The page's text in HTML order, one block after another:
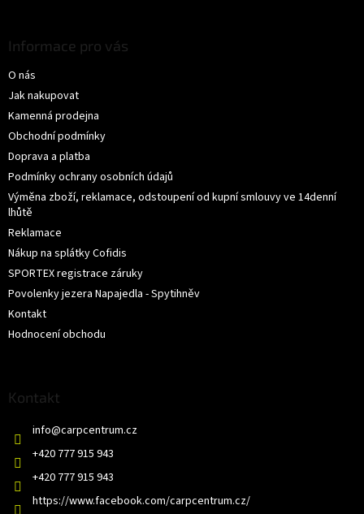
Informace pro vás
O nás
Jak nakupovat
Kamenná prodejna
Obchodní podmínky
Doprava a platba
Podmínky ochrany osobních údajů
Výměna zboží, reklamace, odstoupení od kupní smlouvy ve 14denní
lhůtě
Reklamace
Nákup na splátky Cofidis
SPORTEX registrace záruky
Povolenky jezera Napajedla - Spytihněv
Kontakt
Hodnocení obchodu
Kontakt
info@carpcentrum.cz
+420 777 915 943
+420 777 915 943
https://www.facebook.com/carpcentrum.cz/